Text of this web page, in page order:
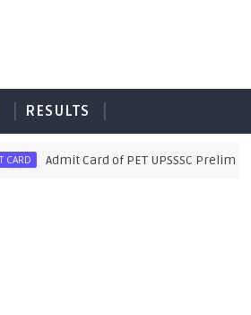
RESULTS
Admit Card of PET UPSSSC Preliminary